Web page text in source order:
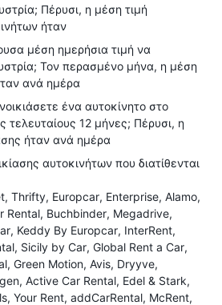
Πέρυσι, η μέση τιμή
ήταν
μέση ημερήσια τιμή να
Τον περασμένο μήνα, η μέση
ανά ημέρα
ένα αυτοκίνητο στο
τελευταίους 12 μήνες; Πέρυσι, η
ήταν ανά ημέρα
αυτοκινήτων που διατίθενται
Thrifty Europcar Enterprise Alamo
Rental Buchbinder Megadrive
Keddy By Europcar InterRent
Sicily by Car Global Rent a Car
Green Motion Avis Dryyve
Active Car Rental Edel & Stark
Your Rent addCarRental McRent